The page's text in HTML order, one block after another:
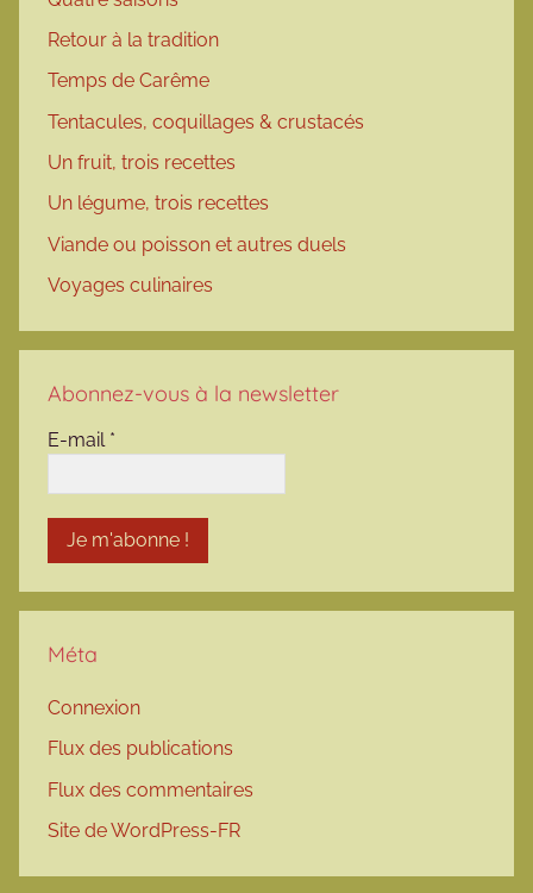
Retour à la tradition
Temps de Carême
Tentacules, coquillages & crustacés
Un fruit, trois recettes
Un légume, trois recettes
Viande ou poisson et autres duels
Voyages culinaires
Abonnez-vous à la newsletter
E-mail *
Méta
Connexion
Flux des publications
Flux des commentaires
Site de WordPress-FR